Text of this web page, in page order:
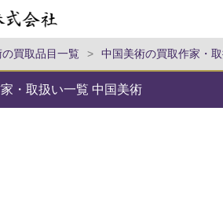
買取品目一覧 > 中国美術の買取作家・
家・取扱い一覧 中国美術